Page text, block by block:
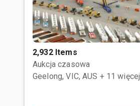
2,932 Items
Aukcja czasowa
Geelong, VIC, AUS + 11 więcej